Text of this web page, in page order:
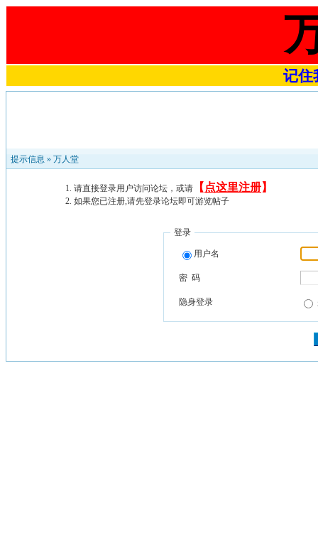
记住
提示信息 » 万人堂
请直接登录用户访问论坛，或请 【 点这里注册】
如果您已注册,请先登录论坛即可游览帖子
登录
用户名
密 码
隐身登录